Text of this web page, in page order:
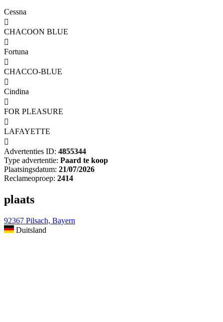
Cessna

CHACOON BLUE

Fortuna

CHACCO-BLUE

Cindina

FOR PLEASURE

LAFAYETTE

Advertenties ID: 4855344
Type advertentie: Paard te koop
Plaatsingsdatum: 21/07/2026
Reclameoproep: 2414
plaats
92367 Pilsach, Bayern
Duitsland